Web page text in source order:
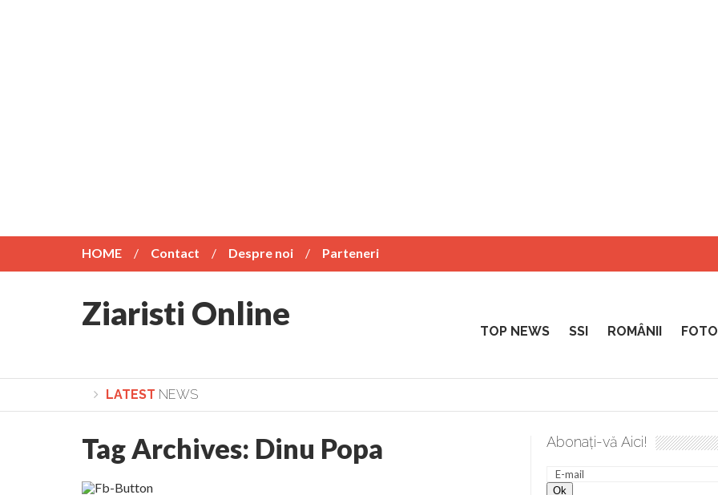
HOME Contact Despre noi Parteneri
Ziaristi Online TOP NEWS SSI ROMÂNII
LATEST NEWS
Lepădarea de sine și urmarea lui Hristos. Calea spre desăvârșire. Gând de duminică de Elena Solunca Moise
Tag Archives: Dinu Popa Abonați-vă Aici!